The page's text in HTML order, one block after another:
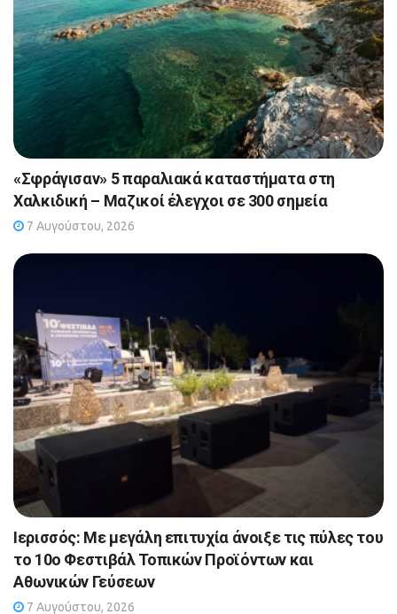
«Σφράγισαν» 5 παραλιακά καταστήματα στη
Χαλκιδική – Μαζικοί έλεγχοι σε 300 σημεία
7 Αυγούστου, 2026
Ιερισσός: Με μεγάλη επιτυχία άνοιξε τις πύλες του
το 10ο Φεστιβάλ Τοπικών Προϊόντων και
Αθωνικών Γεύσεων
7 Αυγούστου, 2026